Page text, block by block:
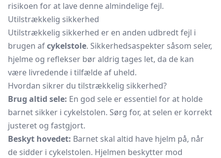
risikoen for at lave denne almindelige fejl.
Utilstrækkelig sikkerhed
Utilstrækkelig sikkerhed er en anden udbredt fejl i
brugen afcykelstole. Sikkerhedsaspekter såsom seler,
hjelme og reflekser bør aldrig tages let, da de kan
være livredende i tilfælde af uheld.
Hvordan sikrer du tilstrækkelig sikkerhed?
Brug altid sele: En god sele er essentiel for at holde
barnet sikker i cykelstolen. Sørg for, at selen er korrekt
justeret og fastgjort.
Beskyt hovedet: Barnet skal altid have hjelm på, når
de sidder i cykelstolen. Hjelmen beskytter mod